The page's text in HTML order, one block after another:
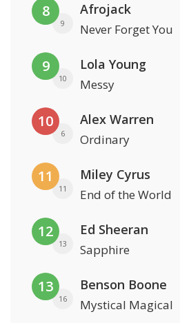
8
9
Afrojack
Never Forget You
9
10
Lola Young
Messy
10
6
Alex Warren
Ordinary
11
11
Miley Cyrus
End of the World
12
13
Ed Sheeran
Sapphire
13
16
Benson Boone
Mystical Magical